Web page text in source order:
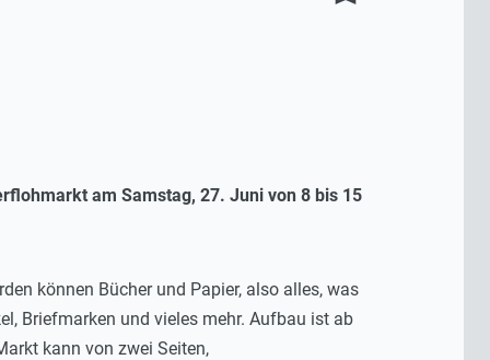
am Samstag, 27. Juni von 8 bis 15
können Bücher und Papier, also alles, was
Briefmarken und vieles mehr. Aufbau ist ab
kann von zwei Seiten,